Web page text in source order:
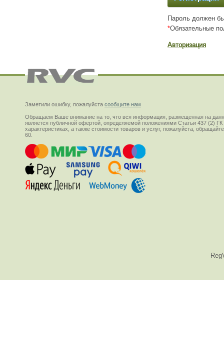
Пароль должен
*Обязательные
Авторизация
Заметили ошибку, пожалуйста сообщите нам
Обращаем Ваше внимание на то, что вся информация, размещенная на
является публичной офертой, определяемой положениями Статьи 437 (2)
характеристиках, а также стоимости товаров и услуг, пожалуйста,
60.